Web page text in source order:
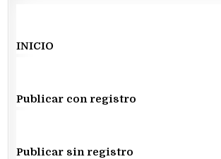
INICIO
Publicar con registro
Publicar sin registro